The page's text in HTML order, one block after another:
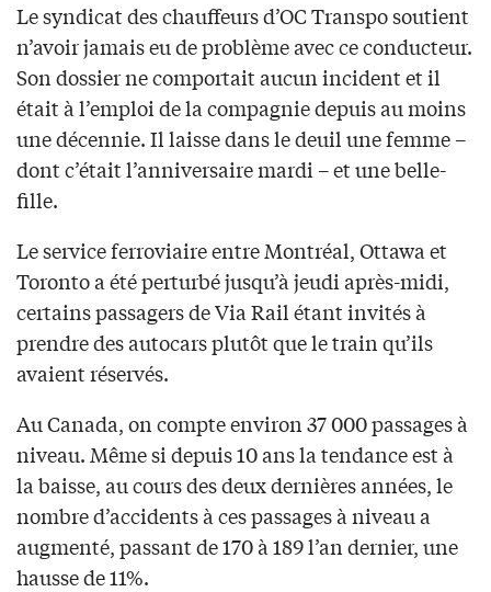
Le syndicat des chauffeurs d’OC Transpo soutient
n’avoir jamais eu de problème avec ce conducteur.
Son dossier ne comportait aucun incident et il
était à l’emploi de la compagnie depuis au moins
une décennie. Il laisse dans le deuil une femme –
dont c’était l’anniversaire mardi – et une belle-
fille.
Le service ferroviaire entre Montréal, Ottawa et
Toronto a été perturbé jusqu’à jeudi après-midi,
certains passagers de Via Rail étant invités à
prendre des autocars plutôt que le train qu’ils
avaient réservés.
Au Canada, on compte environ 37 000 passages à
niveau. Même si depuis 10 ans la tendance est à
la baisse, au cours des deux dernières années, le
nombre d’accidents à ces passages à niveau a
augmenté, passant de 170 à 189 l’an dernier, une
hausse de 11%.